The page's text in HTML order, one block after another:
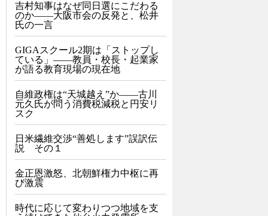
吉村知事はなぜ同日選にこだわる
のか――大阪市会の反発と、松井
氏の一言
GIGAスクール2期は「ストップし
ている」——教員・校長・起業家
が語る教育現場の現在地
自維政権は“天城越え”か――古川
元久氏が問う消費税減税と円安リ
スク
日米繊維交渉“善処します”誤訳伝
説 その１
金正恩激怒、北朝鮮権力中枢に再
び激震
時代に応じて変わりつつ地域を支